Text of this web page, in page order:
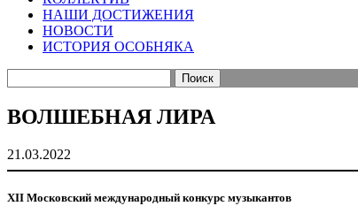
НАШИ ДОСТИЖЕНИЯ
НОВОСТИ
ИСТОРИЯ ОСОБНЯКА
ВОЛШЕБНАЯ ЛИРА
21.03.2022
XII Московский международный конкурс музыкантов